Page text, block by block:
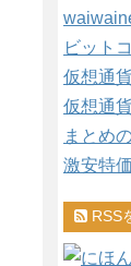
ビット
仮想通
仮想通
まとめ
激安特
RSS